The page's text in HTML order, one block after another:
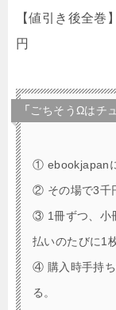
【値引き後全
円
「 ごちそうΩはチ
① ebookjapan
② その場で3千
③ 1冊ずつ、小
払いのたびに1
④ 購入時手持
る。